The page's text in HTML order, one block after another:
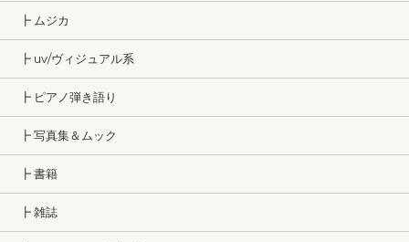
┣ ムジカ
┣ uv/ヴィジュアル系
┣ ピアノ弾き語り
┣ 写真集＆ムック
┣ 書籍
┣ 雑誌